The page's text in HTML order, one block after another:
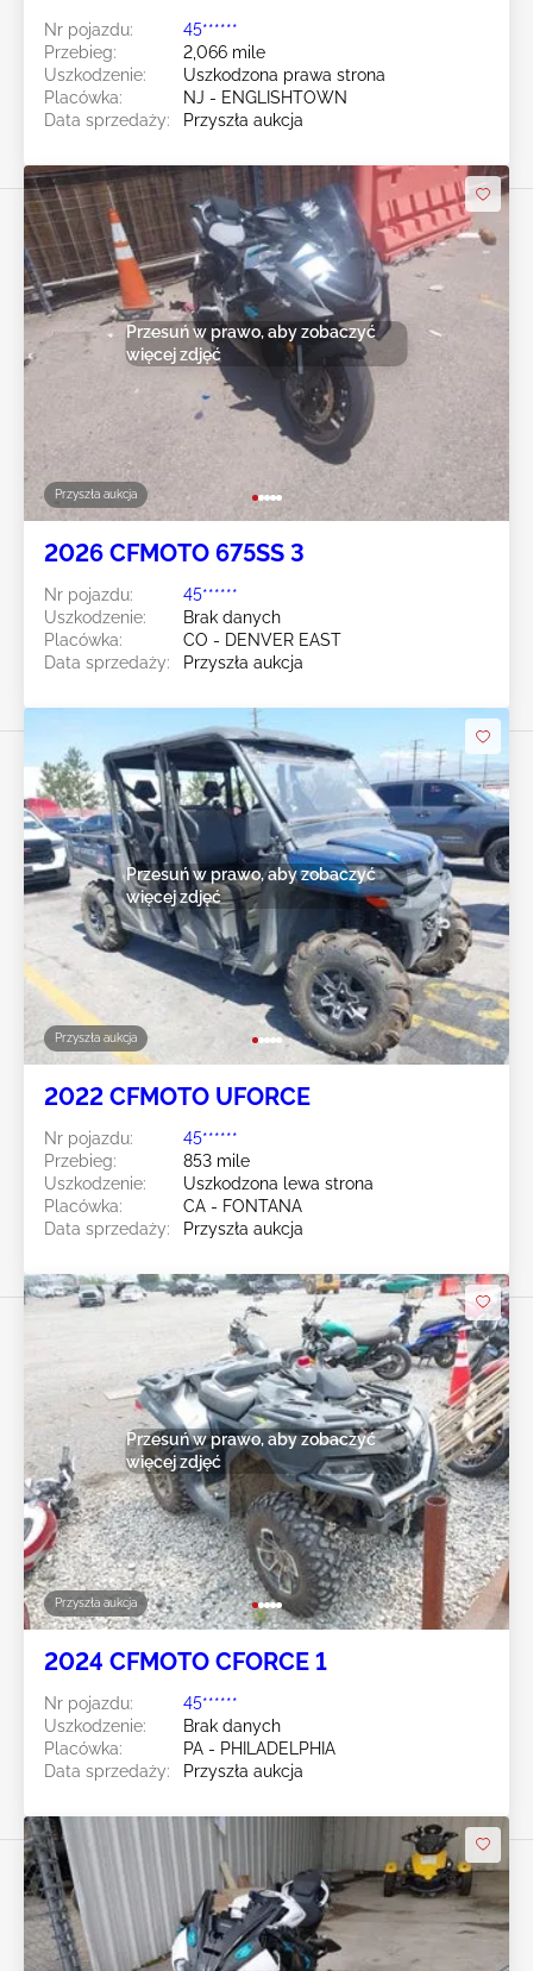
Nr pojazdu:
45******
Przebieg:
2,066 mile
Uszkodzenie:
Uszkodzona prawa strona
Placówka:
NJ - ENGLISHTOWN
Data sprzedaży:
Przyszła aukcja
Przyszła aukcja
Przesuń w prawo, aby zobaczyć
więcej zdjęć
2026 CFMOTO 675SS 3
Nr pojazdu:
45******
Uszkodzenie:
Brak danych
Placówka:
CO - DENVER EAST
Data sprzedaży:
Przyszła aukcja
Przyszła aukcja
Przesuń w prawo, aby zobaczyć
więcej zdjęć
2022 CFMOTO UFORCE
Nr pojazdu:
45******
Przebieg:
853 mile
Uszkodzenie:
Uszkodzona lewa strona
Placówka:
CA - FONTANA
Data sprzedaży:
Przyszła aukcja
Przyszła aukcja
Przesuń w prawo, aby zobaczyć
więcej zdjęć
2024 CFMOTO CFORCE 1
Nr pojazdu:
45******
Uszkodzenie:
Brak danych
Placówka:
PA - PHILADELPHIA
Data sprzedaży:
Przyszła aukcja